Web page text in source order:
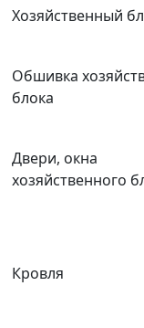
Хозяйственный
Обшивка
блока
Двери, окна
хозяйственного
Кровля